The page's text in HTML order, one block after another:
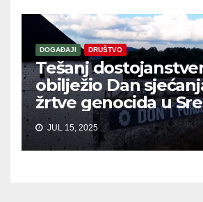
DOGAĐAJI DRUŠTVO
Tešanj
obilježio Dan
žrtve genocida u
JUL 15, 2025